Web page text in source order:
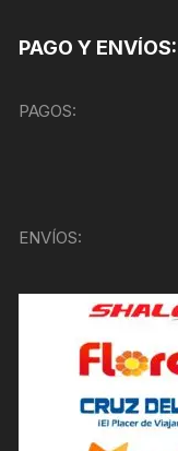
PAGO Y ENVÍOS:
PAGOS:
ENVÍOS: